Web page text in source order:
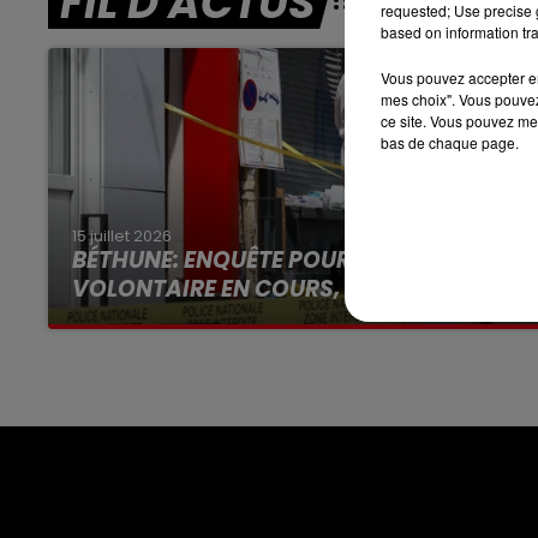
DEBOUT C'EST L'HEURE
15 juillet 2026
BÉTHUNE: ENQUÊTE POUR HOMICIDE
VOLONTAIRE EN COURS, APRÈS LA...
Selon les premiers éléments, le logement
requested; Use precise
based on information
Vous pouvez accepter
mes choix". Vous
ce site. Vous pouvez
bas de chaque page.